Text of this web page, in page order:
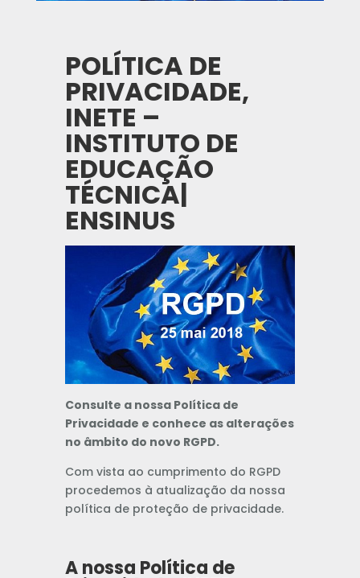
POLÍTICA DE
PRIVACIDADE,
INETE –
INSTITUTO DE
EDUCAÇÃO
TÉCNICA|
ENSINUS
Consulte a nossa Política de
Privacidade e conhece as alterações
no âmbito do novo RGPD.
Com vista ao cumprimento do RGPD
procedemos à atualização da nossa
política de proteção de privacidade.
A nossa Política de